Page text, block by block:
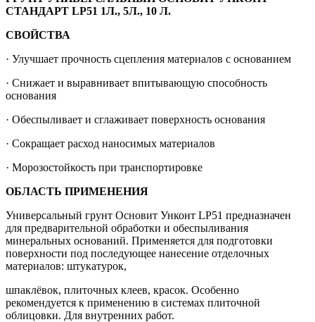
СТАНДАРТ LP51 1Л., 5Л., 10 Л.
СВОЙСТВА
· Улучшает прочность сцепления материалов с основанием
· Снижает и выравнивает впитывающую способность
основания
· Обеспыливает и сглаживает поверхность основания
· Сокращает расход наносимых материалов
· Морозостойкость при транспортировке
ОБЛАСТЬ ПРИМЕНЕНИЯ
Универсальный грунт Основит Унконт LP51 предназначен
для предварительной обработки и обеспыливания
минеральных оснований. Применяется для подготовки
поверхности под последующее нанесение отделочных
материалов: штукатурок,
шпаклёвок, плиточных клеев, красок. Особенно
рекомендуется к применению в системах плиточной
облицовки. Для внутренних работ.